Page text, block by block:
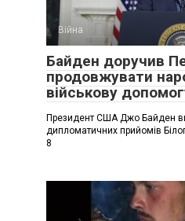
Війна
Байден доручив
продовжувати
військову
Президент США Джо Байден
дипломатичних прийомів
8